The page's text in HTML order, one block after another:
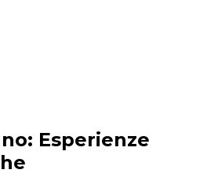
Esperienze
Esperienze